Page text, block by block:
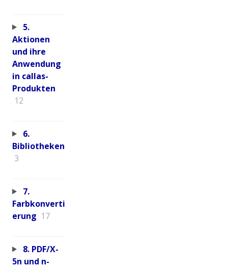
5.
Aktionen
und ihre
Anwendung
in callas-
Produkten
12
6.
Bibliotheken
3
7.
Farbkonverti
erung 17
8. PDF/X-
5n und n-